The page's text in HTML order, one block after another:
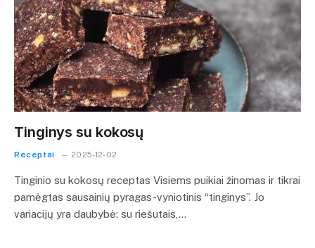
Tinginys su kokosų
Receptai 2025-12-02
Tinginio su kokosų receptas Visiems puikiai žinomas ir tikrai
pamėgtas sausainių pyragas-vyniotinis “tinginys”. Jo
variacijų yra daubybė: su riešutais,…